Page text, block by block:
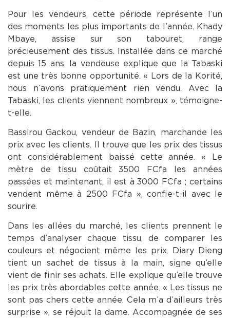
Pour les vendeurs, cette période représente l’un
des moments les plus importants de l’année. Khady
Mbaye, assise sur son tabouret, range
précieusement des tissus. Installée dans ce marché
depuis 15 ans, la vendeuse explique que la Tabaski
est une très bonne opportunité. « Lors de la Korité,
nous n’avons pratiquement rien vendu. Avec la
Tabaski, les clients viennent nombreux », témoigne-
t-elle.
Bassirou Gackou, vendeur de Bazin, marchande les
prix avec les clients. Il trouve que les prix des tissus
ont considérablement baissé cette année. « Le
mètre de tissu coûtait 3500 FCfa les années
passées et maintenant, il est à 3000 FCfa ; certains
vendent même à 2500 FCfa », confie-t-il avec le
sourire.
Dans les allées du marché, les clients prennent le
temps d’analyser chaque tissu, de comparer les
couleurs et négocient même les prix. Diary Dieng
tient un sachet de tissus à la main, signe qu’elle
vient de finir ses achats. Elle explique qu’elle trouve
les prix très abordables cette année. « Les tissus ne
sont pas chers cette année. Cela m’a d’ailleurs très
surprise », se réjouit la dame. Accompagnée de ses